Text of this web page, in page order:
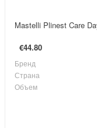
Mastelli Plinest Care
€44.80
Бренд
Страна
Объем